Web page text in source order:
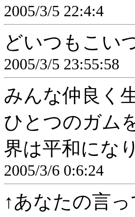
2005/3/5 22:4:4
どいつもこい
2005/3/5 23:55:58
みんな仲良く
ひとつのガム
界は平和にな
2005/3/6 0:6:24
↑あなたの言